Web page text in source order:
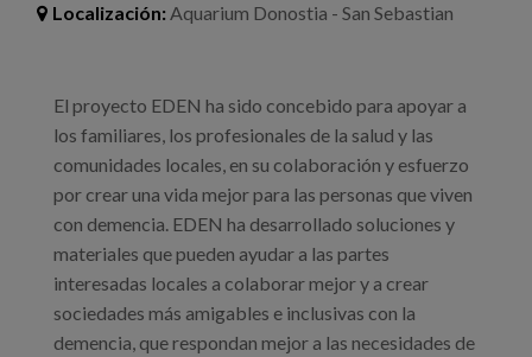
Localización: Aquarium Donostia - San Sebastian
El proyecto EDEN ha sido concebido para apoyar a
los familiares, los profesionales de la salud y las
comunidades locales, en su colaboración y esfuerzo
por crear una vida mejor para las personas que viven
con demencia. EDEN ha desarrollado soluciones y
materiales que pueden ayudar a las partes
interesadas locales a colaborar mejor y a crear
sociedades más amigables e inclusivas con la
demencia, que respondan mejor a las necesidades de